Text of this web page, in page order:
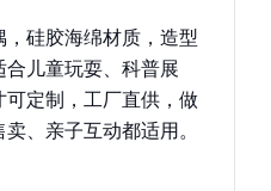
硅胶海绵材质，造型
儿童玩耍、科普展
可定制，工厂直供，做
、亲子互动都适用。